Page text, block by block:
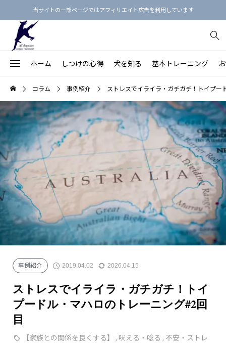
当サイトの一部ページではアフィリエイト広告を利用しています
ホーム しつけの心得 犬を知る 基本トレーニング
【家族との関係を良くす
る】
【近隣との関係を良くす
る】
吠える・唸る
噛みつき 20
引っ張り 20
怖がり・シャイ 28
落ち着きがない・ハイパー
拾い食い・誤食・誤飲
保護犬
褒め方・叱り方
犬の思春期
プードル
犬のしつけ3原則
Beのトレーニング
オヤツを使わないしつけ方
飼い主の学びのステップ
【保存版】犬という生き物を知る
【総集編】犬語の単語帳：犬のボディランゲージ
【総集編】カーミング・シグナルをおぼえよう！
【保存版】犬の鳴き声・吠え声の4分類と対策
【保存版】犬の年齢を人間の年齢に換算すると？
思春期の犬（生後6カ月～2歳頃）
【決定版】「飼い主の指示に即座に従う犬」の育て方
基本的生活習慣を身につけよう！
【完全版】愛犬に『おすわり』を教えよう
「フセ」を訓練してはいけない理由
本の通りに教えてもうまくいかないのはなぜ？
しつけ教室にかけたお金を無駄にしない7つの方法
犬の頭がグングンよくなる育て方
お散歩マナー最新ガイド
首輪の正しい着け方
リードの選び方
ワンちゃん同士の挨拶
ドッグラン
パックウォーク
フィラリア予防薬のえらび方
ノミダニ予防
歯みがきの練習
お風呂に入れよう
爪切りをしよう
目のまわりのお手入れ
保定をできるようになろう
犬用品リスト
しつけ本15冊
心理・行動本15冊
マッサージ本12冊
食事・健康の本9冊
コラム 事例紹介 ストレスでイライラ・ガチガチ！トイプー
事例紹介 2019.04.02 2026.04.15
ストレスでイライラ・ガチガチ！トイ
プードル・マハロのトレーニング#2回
目
【家族との関係を良くする】 , 吠える・唸る , 不安・ストレ